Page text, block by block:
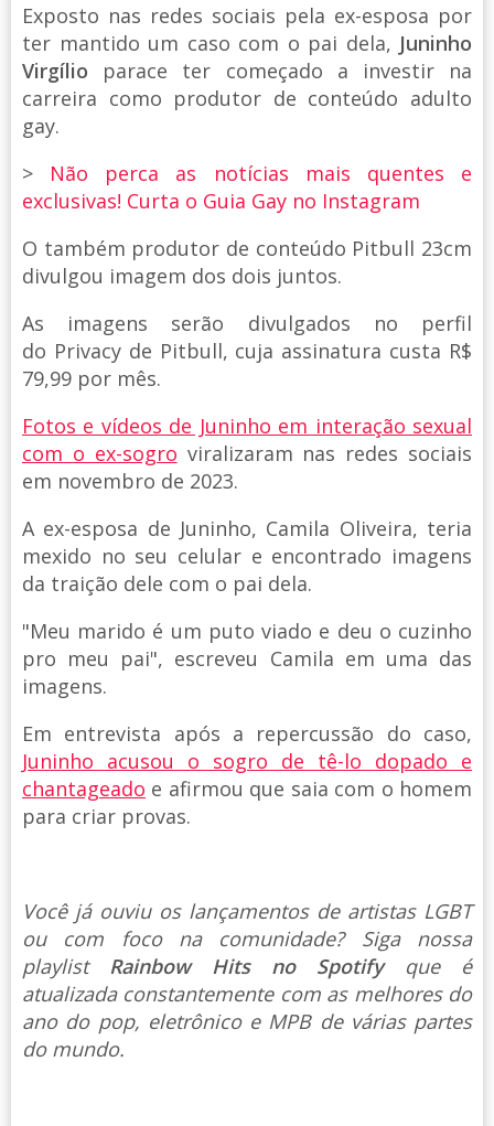
Exposto nas redes sociais pela ex-esposa por
ter mantido um caso com o pai dela, Juninho
Virgílio parace ter começado a investir na
carreira como produtor de conteúdo adulto
gay.
> Não perca as notícias mais quentes e
exclusivas! Curta o Guia Gay no Instagram
O também produtor de conteúdo Pitbull 23cm
divulgou imagem dos dois juntos.
As imagens serão divulgados no perfil
do Privacy de Pitbull, cuja assinatura custa R$
79,99 por mês.
Fotos e vídeos de Juninho em interação sexual
com o ex-sogro viralizaram nas redes sociais
em novembro de 2023.
A ex-esposa de Juninho, Camila Oliveira, teria
mexido no seu celular e encontrado imagens
da traição dele com o pai dela.
"Meu marido é um puto viado e deu o cuzinho
pro meu pai", escreveu Camila em uma das
imagens.
Em entrevista após a repercussão do caso,
Juninho acusou o sogro de tê-lo dopado e
chantageado e afirmou que saia com o homem
para criar provas.
Você já ouviu os lançamentos de artistas LGBT
ou com foco na comunidade? Siga nossa
playlist Rainbow Hits no Spotify que é
atualizada constantemente com as melhores do
ano do pop, eletrônico e MPB de várias partes
do mundo.